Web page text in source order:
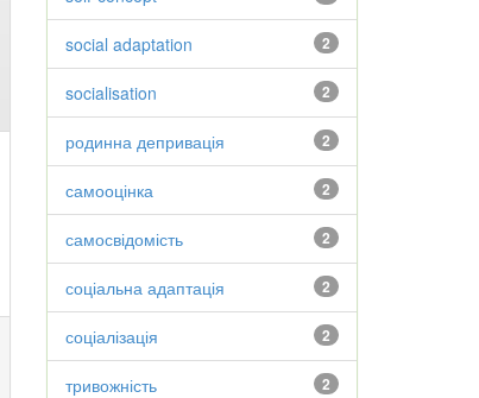
2
social adaptation
2
socialisation
2
родинна депривація
2
самооцінка
2
самосвідомість
2
соціальна адаптація
2
соціалізація
2
тривожність